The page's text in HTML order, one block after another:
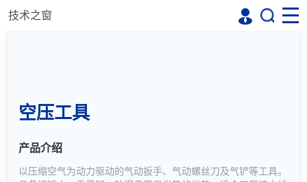
技术之窗
空压工具
产品介绍
以压缩空气为动力驱动的气动扳手、气动螺丝刀及气铲等工具。